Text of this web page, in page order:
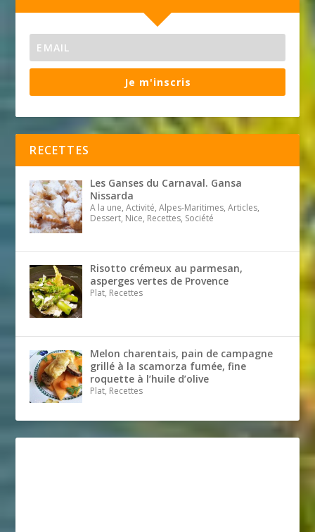
Je m'inscris
RECETTES
Les Ganses du Carnaval. Gansa
Nissarda
A la une, Activité, Alpes-Maritimes, Articles,
Dessert, Nice, Recettes, Société
Risotto crémeux au parmesan,
asperges vertes de Provence
Plat, Recettes
Melon charentais, pain de campagne
grillé à la scamorza fumée, fine
roquette à l’huile d’olive
Plat, Recettes